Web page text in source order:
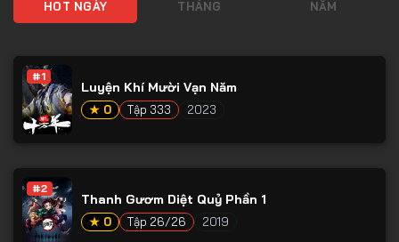
HOT NGÀY THÁNG NĂM
#1
Luyện Khí Mười Vạn Năm
★ 0 Tập 333 2023
#2
Thanh Gươm Diệt Quỷ Phần 1
★ 0 Tập 26/26 2019